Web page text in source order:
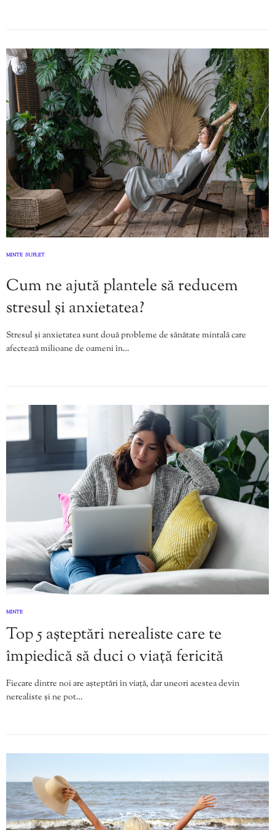
MINTE SUFLET
Cum ne ajută plantele să reducem
stresul și anxietatea?
Stresul și anxietatea sunt două probleme de sănătate mintală care
afectează milioane de oameni în…
MINTE
Top 5 așteptări nerealiste care te
împiedică să duci o viață fericită
Fiecare dintre noi are așteptări în viață, dar uneori acestea devin
nerealiste și ne pot…